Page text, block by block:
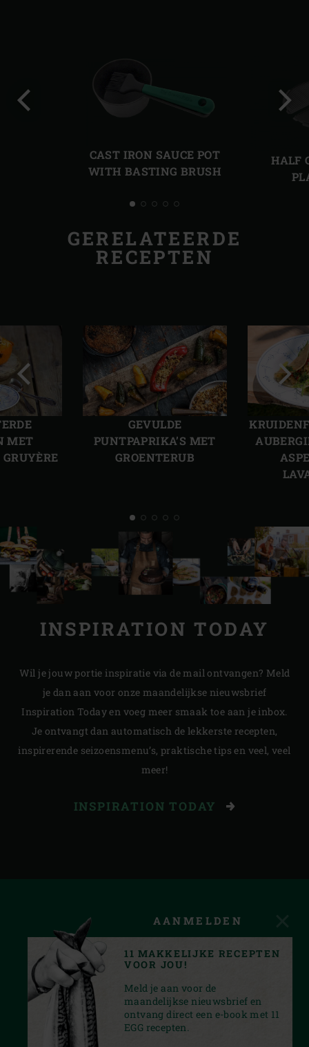
CAST IRON SAUCE POT
WITH BASTING BRUSH
HALF
GERELATEERDE
RECEPTEN
MET
GEVULDE
PUNTPAPRIKA’S MET
GROENTERUB
Vorige
slide
slide
INSPIRATION TODAY
Wil je jouw portie inspiratie via de mail ontvangen? Meld
je dan aan voor onze maandelijkse nieuwsbrief
Inspiration Today en voeg meer smaak toe aan je inbox.
Je ontvangt dan automatisch de lekkerste recepten,
inspirerende seizoensmenu’s, praktische tips en veel, veel
meer!
INSPIRATION TODAY
AANMELDEN
11 MAKKELIJKE RECEPTEN
VOOR JOU!
Meld je aan voor de
maandelijkse nieuwsbrief en
ontvang direct een e-book met 11
EGG recepten.